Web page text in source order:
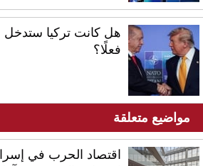
هل كانت تركيا ستدخل
فعلًا؟
مواضيع متعلقة
اقتصاد الحرب في